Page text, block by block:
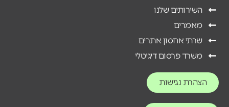
השירותים שלנו
מאמרים
שרתי אחסון אתרים
משרד פרסום דיגיטלי
הצהרת נגישות